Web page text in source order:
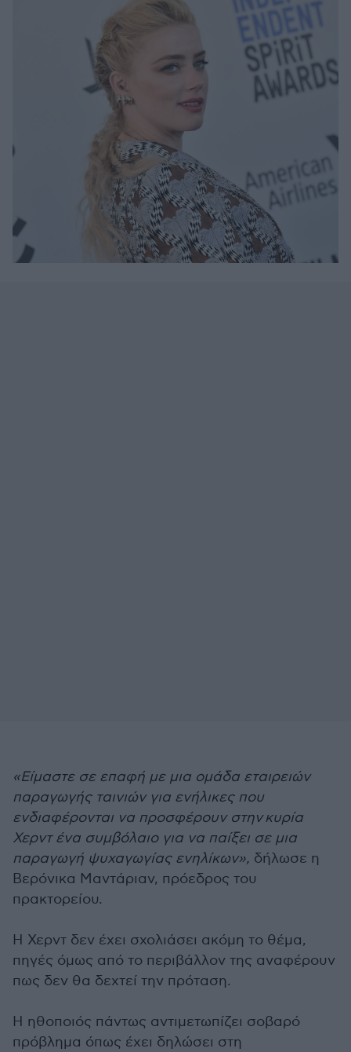
«Είμαστε σε επαφή με μια ομάδα εταιρειών
παραγωγής ταινιών για ενήλικες που
ενδιαφέρονται να προσφέρουν στην κυρία
Χερντ ένα συμβόλαιο για να παίξει σε μια
παραγωγή ψυχαγωγίας ενηλίκων», δήλωσε η
Βερόνικα Μαντάριαν, πρόεδρος του
πρακτορείου.
Η Χερντ δεν έχει σχολιάσει ακόμη το θέμα,
πηγές όμως από το περιβάλλον της αναφέρουν
πως δεν θα δεχτεί την πρόταση.
Η ηθοποιός πάντως αντιμετωπίζει σοβαρό
πρόβλημα όπως έχει δηλώσει στη